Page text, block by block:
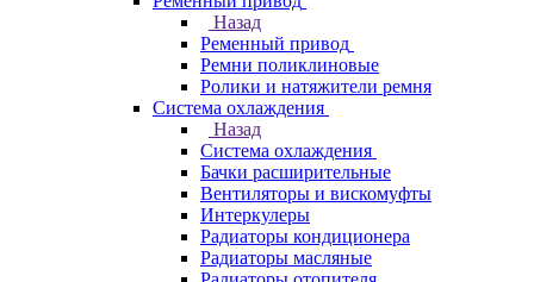
Назад
Ременный привод
Ремни поликлиновые
Ролики и натяжители ремня
Система охлаждения
Назад
Система охлаждения
Бачки расширительные
Вентиляторы и вискомуфты
Интеркулеры
Радиаторы кондиционера
Радиаторы масляные